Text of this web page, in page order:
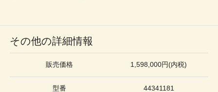
その他の詳細情報
販売価格 1,598,000円(内税)
型番 44341181